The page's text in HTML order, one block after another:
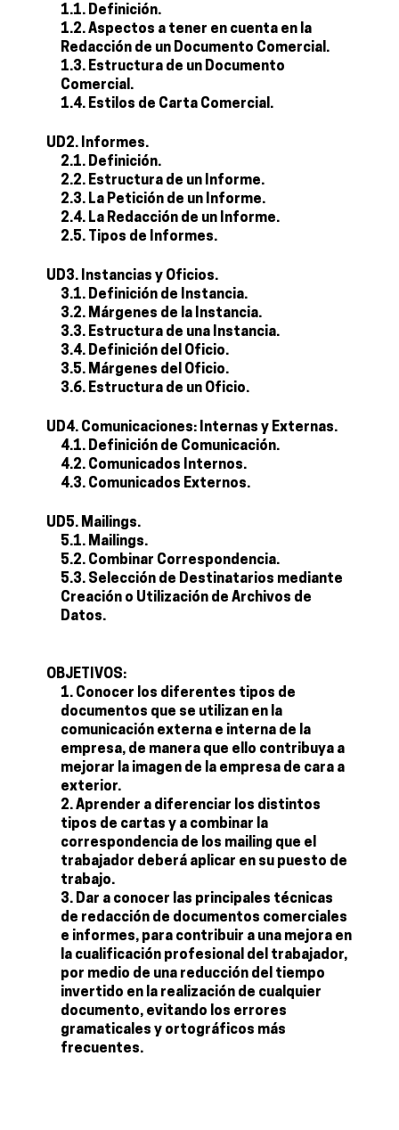
1.1. Definición.
1.2. Aspectos a tener en cuenta en la
Redacción de un Documento Comercial.
1.3. Estructura de un Documento
Comercial.
1.4. Estilos de Carta Comercial.
UD2. Informes.
2.1. Definición.
2.2. Estructura de un Informe.
2.3. La Petición de un Informe.
2.4. La Redacción de un Informe.
2.5. Tipos de Informes.
UD3. Instancias y Oficios.
3.1. Definición de Instancia.
3.2. Márgenes de la Instancia.
3.3. Estructura de una Instancia.
3.4. Definición del Oficio.
3.5. Márgenes del Oficio.
3.6. Estructura de un Oficio.
UD4. Comunicaciones: Internas y Externas.
4.1. Definición de Comunicación.
4.2. Comunicados Internos.
4.3. Comunicados Externos.
UD5. Mailings.
5.1. Mailings.
5.2. Combinar Correspondencia.
5.3. Selección de Destinatarios mediante
Creación o Utilización de Archivos de
Datos.
OBJETIVOS:
Conocer los diferentes tipos de
documentos que se utilizan en la
comunicación externa e interna de la
empresa, de manera que ello contribuya a
mejorar la imagen de la empresa de cara a
exterior.
Aprender a diferenciar los distintos
tipos de cartas y a combinar la
correspondencia de los mailing que el
trabajador deberá aplicar en su puesto de
trabajo.
Dar a conocer las principales técnicas
de redacción de documentos comerciales
e informes, para contribuir a una mejora en
la cualificación profesional del trabajador,
por medio de una reducción del tiempo
invertido en la realización de cualquier
documento, evitando los errores
gramaticales y ortográficos más
frecuentes.